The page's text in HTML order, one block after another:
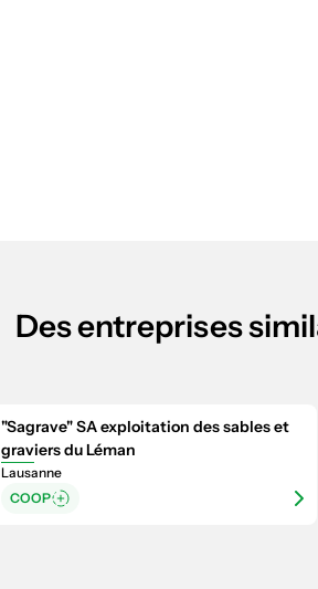
Des entreprises
"Sagrave" SA exploitation des sables et
graviers du Léman
Lausanne
COOP